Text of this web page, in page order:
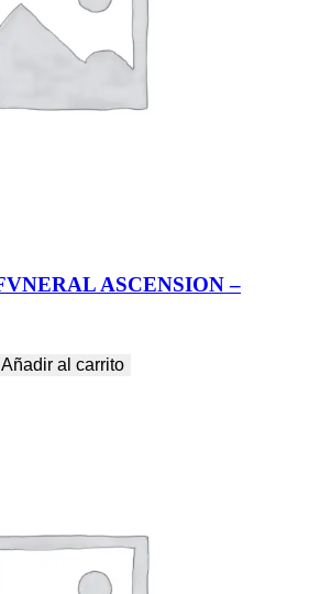
ASCENSION –
Añadir al carrito